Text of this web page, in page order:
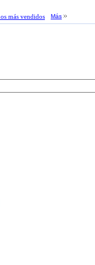
más vendidos Más